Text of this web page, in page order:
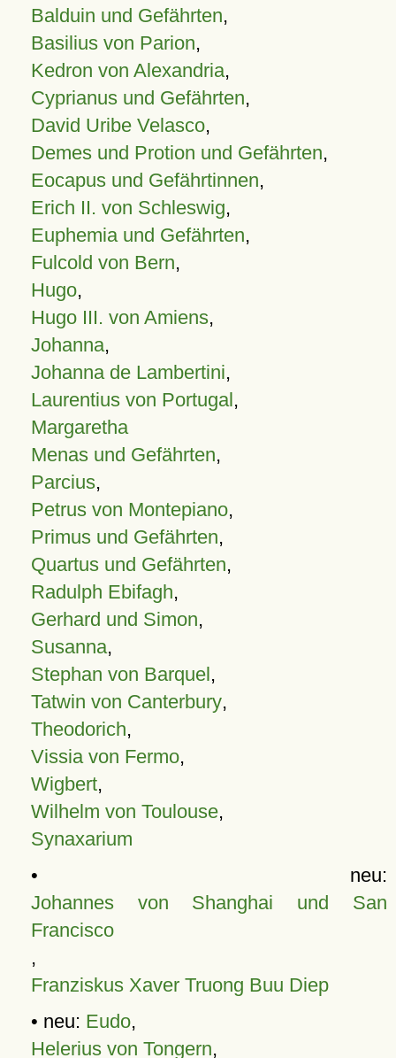
Balduin und Gefährten,
Basilius von Parion,
Kedron von Alexandria,
Cyprianus und Gefährten,
David Uribe Velasco,
Demes und Protion und Gefährten,
Eocapus und Gefährtinnen,
Erich II. von Schleswig,
Euphemia und Gefährten,
Fulcold von Bern,
Hugo,
Hugo III. von Amiens,
Johanna,
Johanna de Lambertini,
Laurentius von Portugal,
Margaretha
Menas und Gefährten,
Parcius,
Petrus von Montepiano,
Primus und Gefährten,
Quartus und Gefährten,
Radulph Ebifagh,
Gerhard und Simon,
Susanna,
Stephan von Barquel,
Tatwin von Canterbury,
Theodorich,
Vissia von Fermo,
Wigbert,
Wilhelm von Toulouse,
Synaxarium
• neu:
Johannes von Shanghai und San
Francisco
,
Franziskus Xaver Truong Buu Diep
• neu: Eudo,
Helerius von Tongern,